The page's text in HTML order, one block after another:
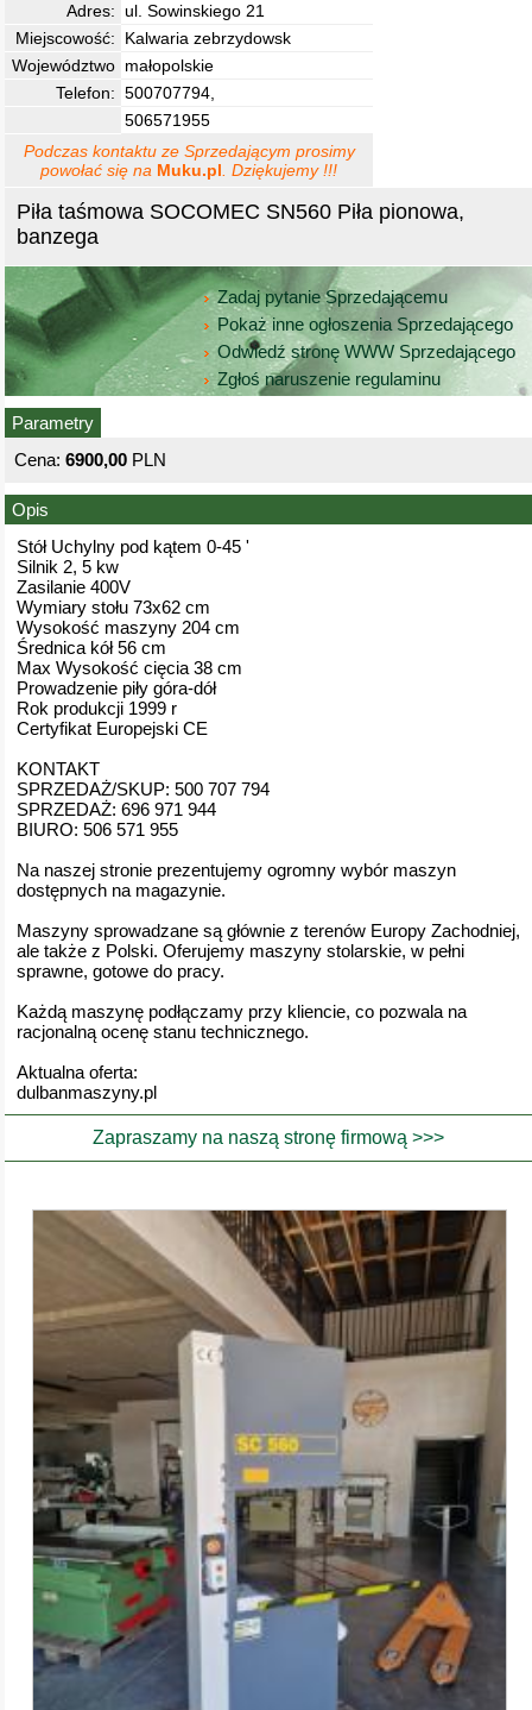
Piła taśmowa SOCOMEC SN560 Piła pionowa,
banzega
Zadaj pytanie Sprzedającemu
Pokaż inne ogłoszenia Sprzedającego
Odwiedź stronę WWW Sprzedającego
Zgłoś naruszenie regulaminu
Parametry
Cena: 6900,00 PLN
Adres: ul. Sowinskiego 21
Miejscowość:
Kalwaria zebrzydowsk
Województwo małopolskie
Telefon: 500707794,
506571955
Podczas kontaktu ze Sprzedającym prosimy
powołać się na Muku.pl . Dziękujemy !!!
Opis
Stół Uchylny pod kątem 0-45 '
Silnik 2, 5 kw
Zasilanie 400V
Wymiary stołu 73x62 cm
Wysokość maszyny 204 cm
Średnica kół 56 cm
Max Wysokość cięcia 38 cm
Prowadzenie piły góra-dół
Rok produkcji 1999 r
Certyfikat Europejski CE
KONTAKT
SPRZEDAŻ/SKUP: 500 707 794
SPRZEDAŻ: 696 971 944
BIURO: 506 571 955
Na naszej stronie prezentujemy ogromny wybór maszyn
dostępnych na magazynie.
Maszyny sprowadzane są głównie z terenów Europy Zachodniej,
ale także z Polski. Oferujemy maszyny stolarskie, w pełni
sprawne, gotowe do pracy.
Każdą maszynę podłączamy przy kliencie, co pozwala na
racjonalną ocenę stanu technicznego.
Aktualna oferta:
dulbanmaszyny.pl
Zapraszamy na naszą stronę firmową >>>